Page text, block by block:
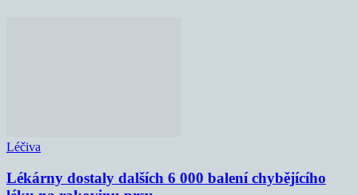
Léčiva
Lékárny dostaly dalších 6 000 balení chybějícího